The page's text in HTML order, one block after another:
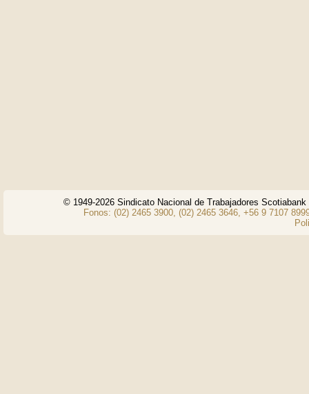
© 1949-2026 Sindicato Nacional de Trabajadores
Fonos: (02) 2465 3900, (02) 2465 3646, +56 9 7107